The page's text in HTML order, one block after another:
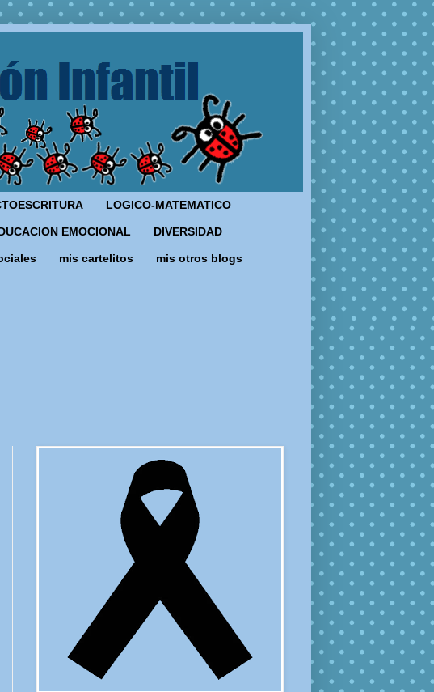
LOGICO-MATEMATICO
EMOCIONAL DIVERSIDAD
mis cartelitos mis otros blogs